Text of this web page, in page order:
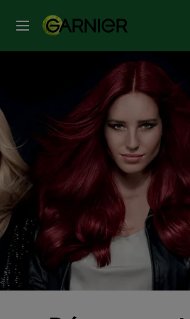
MENU
SOINS
CHEVEUX
COLORATION
SOLAIRE